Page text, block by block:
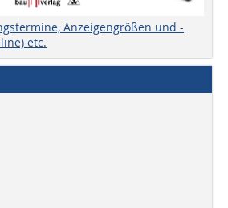
Anzeigengrößen und -
etc.